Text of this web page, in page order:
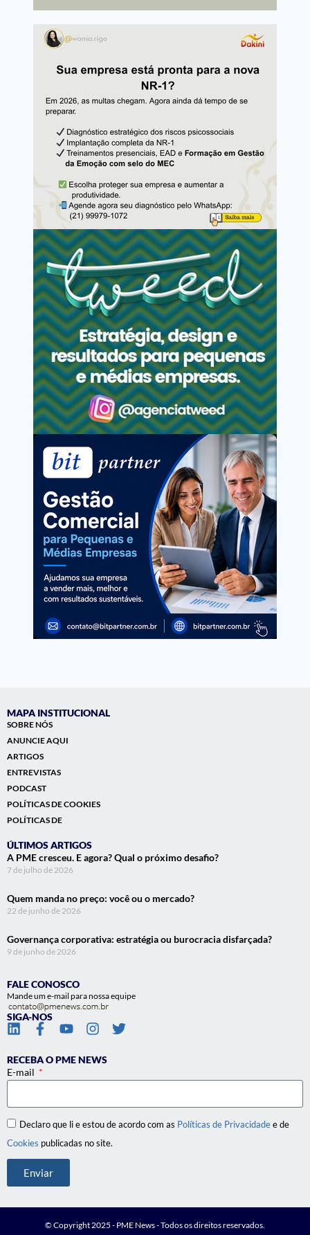
MAPA INSTITUCIONAL
SOBRE NÓS
ANUNCIE AQUI
ARTIGOS
ENTREVISTAS
PODCAST
POLÍTICAS DE COOKIES
POLÍTICAS DE
ÚLTIMOS ARTIGOS
A PME cresceu. E agora? Qual o próximo desafio?
7 de julho de 2026
Quem manda no preço: você ou o mercado?
22 de junho de 2026
Governança corporativa: estratégia ou burocracia disfarçada?
9 de junho de 2026
FALE CONOSCO
Mande um e-mail para nossa equipe
SIGA-NOS
RECEBA O PME NEWS
E-mail
Declaro que li e estou de acordo com as Políticas de Privacidadee de
Cookies publicadas no site.
Enviar
© Copyright 2025 - PME News - Todos os direitos reservados.